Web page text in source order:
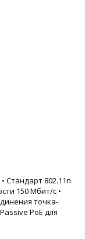
Стандарт 802.11n
150 Мбит/с •
точка-
PoE для